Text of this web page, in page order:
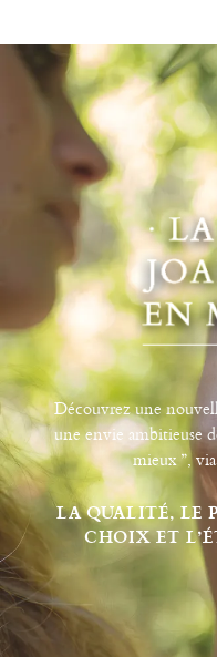
Découvrez une
une envie ambitieuse
mieux ”,
LA QUALITÉ, LE
CHOIX ET